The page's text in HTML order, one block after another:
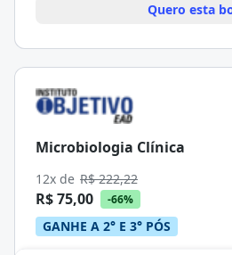
Quero esta
Microbiologia Clínica
12x de R$ 222,22
R$ 75,00 -66%
GANHE A 2° E 3° PÓS